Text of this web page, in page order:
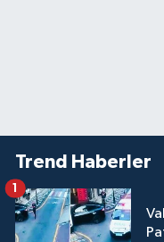
Trend Haberler
1